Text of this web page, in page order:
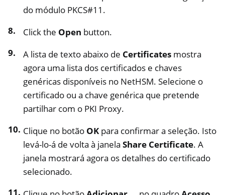
do módulo PKCS#11.
Click the Open button.
A lista de texto abaixo de Certificates mostra
agora uma lista dos certificados e chaves
genéricas disponíveis no NetHSM. Selecione o
certificado ou a chave genérica que pretende
partilhar com o PKI Proxy.
Clique no botão OK para confirmar a seleção. Isto
levá-lo-á de volta à janela Share Certificate. A
janela mostrará agora os detalhes do certificado
selecionado.